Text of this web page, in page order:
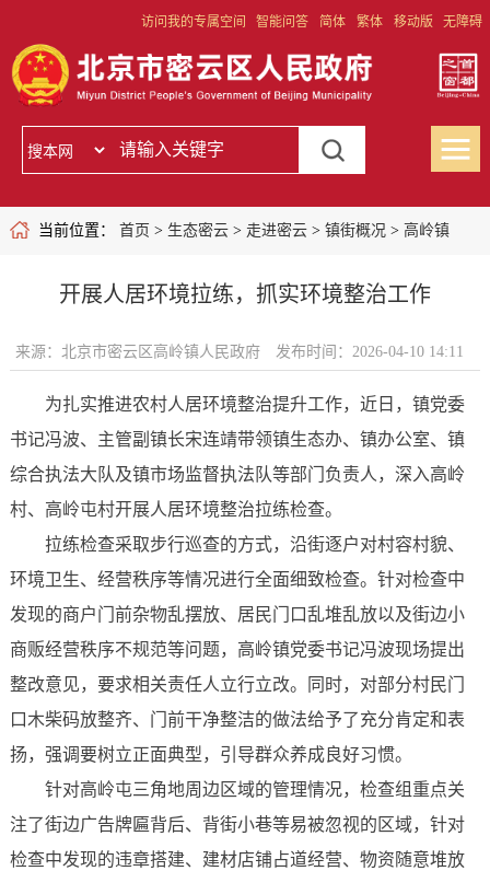
访问我的专属空间 智能问答 简体 繁体 移动版 无障碍
当前位置： 首页 > 生态密云> 走进密云> 镇街概况 > 高岭镇
开展人居环境拉练，抓实环境整治工作
来源：北京市密云区高岭镇人民政府 发布时间：2026-04-10 14:11
为扎实推进农村人居环境整治提升工作，近日，镇党委
书记冯波、主管副镇长宋连靖带领镇生态办、镇办公室、镇
综合执法大队及镇市场监督执法队等部门负责人，深入高岭
村、高岭屯村开展人居环境整治拉练检查。
拉练检查采取步行巡查的方式，沿街逐户对村容村貌、
环境卫生、经营秩序等情况进行全面细致检查。针对检查中
发现的商户门前杂物乱摆放、居民门口乱堆乱放以及街边小
商贩经营秩序不规范等问题，高岭镇党委书记冯波现场提出
整改意见，要求相关责任人立行立改。同时，对部分村民门
口木柴码放整齐、门前干净整洁的做法给予了充分肯定和表
扬，强调要树立正面典型，引导群众养成良好习惯。
针对高岭屯三角地周边区域的管理情况，检查组重点关
注了街边广告牌匾背后、背街小巷等易被忽视的区域，针对
检查中发现的违章搭建、建材店铺占道经营、物资随意堆放